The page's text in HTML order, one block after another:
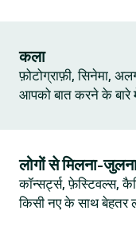
कला
फ़ोटोग्राफ़ी, सिनेमा,
आपको बात करने के बारे
लोगों से मिलना-
कॉन्सर्ट्स, फ़ेस्टिवल्स,
किसी नए के साथ बेहतर